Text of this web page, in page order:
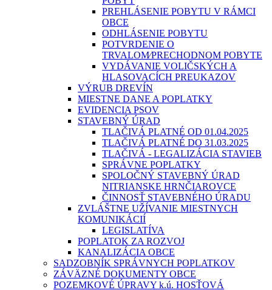
PREHLÁSENIE POBYTU V RÁMCI
OBCE
ODHLÁSENIE POBYTU
POTVRDENIE O
TRVALOM⁄PRECHODNOM POBYTE
VYDÁVANIE VOLIČSKÝCH A
HLASOVACÍCH PREUKAZOV
VÝRUB DREVÍN
MIESTNE DANE A POPLATKY
EVIDENCIA PSOV
STAVEBNÝ ÚRAD
TLAČIVÁ PLATNÉ OD 01.04.2025
TLAČIVÁ PLATNÉ DO 31.03.2025
TLAČIVÁ - LEGALIZÁCIA STAVIEB
SPRÁVNE POPLATKY
SPOLOČNÝ STAVEBNÝ ÚRAD
NITRIANSKE HRNČIAROVCE
ČINNOSŤ STAVEBNÉHO ÚRADU
ZVLÁŠTNE UŽÍVANIE MIESTNYCH
KOMUNIKÁCIÍ
LEGISLATÍVA
POPLATOK ZA ROZVOJ
KANALIZÁCIA OBCE
SADZOBNÍK SPRÁVNYCH POPLATKOV
ZÁVÄZNÉ DOKUMENTY OBCE
POZEMKOVÉ ÚPRAVY k.ú. HOSŤOVÁ